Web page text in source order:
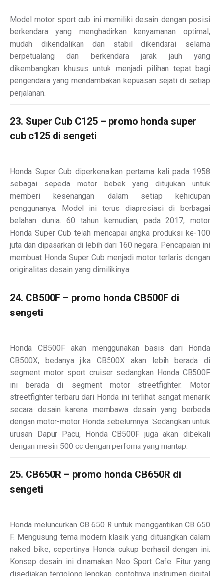
Model motor sport cub ini memiliki desain dengan posisi
berkendara yang menghadirkan kenyamanan optimal,
mudah dikendalikan dan stabil dikendarai selama
berpetualang dan berkendara jarak jauh yang
dikembangkan khusus untuk menjadi pilihan tepat bagi
pengendara yang mendambakan kepuasan sejati di setiap
perjalanan.
23. Super Cub C125 – promo honda super
cub c125 di sengeti
Honda Super Cub diperkenalkan pertama kali pada 1958
sebagai sepeda motor bebek yang ditujukan untuk
memberi kesenangan dalam setiap kehidupan
penggunanya. Model ini terus diapresiasi di berbagai
belahan dunia. 60 tahun kemudian, pada 2017, motor
Honda Super Cub telah mencapai angka produksi ke-100
juta dan dipasarkan di lebih dari 160 negara. Pencapaian ini
membuat Honda Super Cub menjadi motor terlaris dengan
originalitas desain yang dimilikinya.
24. CB500F – promo honda CB500F di
sengeti
Honda CB500F akan menggunakan basis dari Honda
CB500X, bedanya jika CB500X akan lebih berada di
segment motor sport cruiser sedangkan Honda CB500F
ini berada di segment motor streetfighter. Motor
streetfighter terbaru dari Honda ini terlihat sangat menarik
secara desain karena membawa desain yang berbeda
dengan motor-motor Honda sebelumnya. Sedangkan untuk
urusan Dapur Pacu, Honda CB500F juga akan dibekali
dengan mesin 500 cc dengan perfoma yang mantap.
25. CB650R – promo honda CB650R di
sengeti
Honda meluncurkan CB 650 R untuk menggantikan CB 650
F. Mengusung tema modern klasik yang dituangkan dalam
naked bike, sepertinya Honda cukup berhasil dengan ini.
Konsep desain ini dinamakan Neo Sport Cafe. Fitur yang
disediakan tergolong lengkap, contohnya instrumen digital